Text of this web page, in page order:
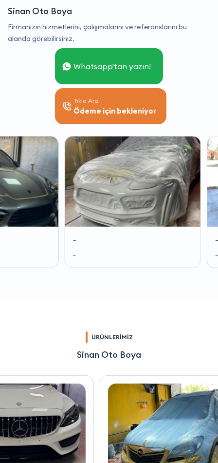
Sinan Oto Boya
Firmanızın hizmetlerini, çalışmalarını ve referanslarını bu
alanda görebilirsiniz.
Whatsapp'tan yazın!
Tıkla Ara
Ödeme için bekleniyor
ÜRÜNLERİMİZ
Sinan Oto Boya